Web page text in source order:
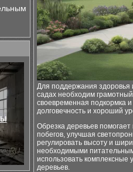
Для поддержания здоровья
садах необходим
своевременная подкормка
долговечность и хороший
Обрезка деревьев
побегов, улучшая
регулировать высоту и
необходимыми
использовать комплексные
деревьев.